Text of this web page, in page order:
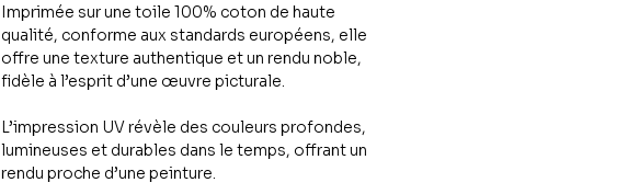
Imprimée sur une toile 100% coton de haute
qualité, conforme aux standards européens, elle
offre une texture authentique et un rendu noble,
fidèle à l’esprit d’une œuvre picturale.
L’impression UV révèle des couleurs profondes,
lumineuses et durables dans le temps, offrant un
rendu proche d’une peinture.